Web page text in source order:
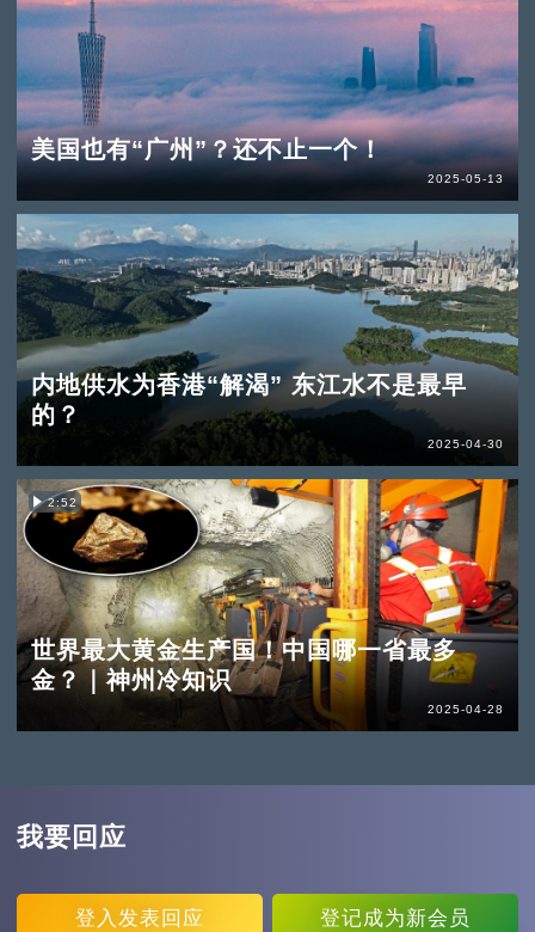
美国也有“广州”？还不止一个！
2025-05-13
内地供水为香港“解渴” 东江水不是最早
的？
2025-04-30
2:52
世界最大黄金生产国！中国哪一省最多
金？｜神州冷知识
2025-04-28
我要回应
登入 发表回应 登记成为新会员